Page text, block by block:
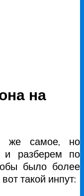
на
же самое, но
и разберем по
было более
такой инпут: